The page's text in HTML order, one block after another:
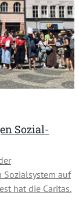
Sozial-
auf
hat die Caritas.